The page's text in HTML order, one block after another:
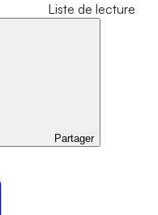
Liste de lecture
Partager